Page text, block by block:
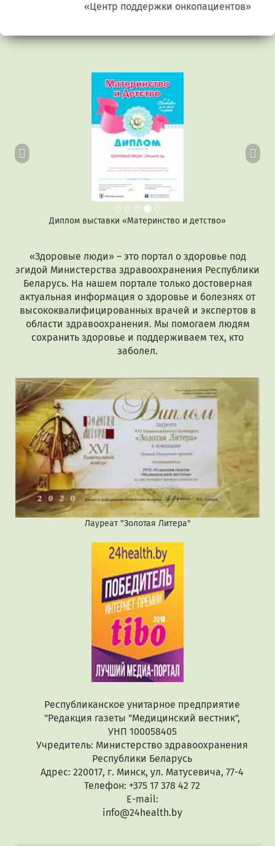
«Центр поддержки онкопациентов»
Диплом выставки «Материнство и детство»
«Здоровые люди» – это портал о здоровье под
эгидой Министерства здравоохранения Республики
Беларусь. На нашем портале только достоверная
актуальная информация о здоровье и болезнях от
высококвалифицированных врачей и экспертов в
области здравоохранения. Мы помогаем людям
сохранить здоровье и поддерживаем тех, кто
заболел.
Лауреат "Золотая Литера"
Республиканское унитарное предприятие
"Редакция газеты "Медицинский вестник",
УНП 100058405
Учредитель: Министерство здравоохранения
Республики Беларусь
Адрес: 220017, г. Минск, ул. Матусевича, 77-4
Телефон: +375 17 378 42 72
E-mail:
info@24health.by